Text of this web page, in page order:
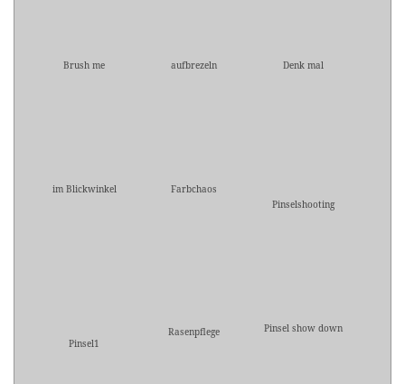
Brush me aufbrezeln Denk mal
im Blickwinkel
Farbchaos
Pinselshooting
Pinsel1
Rasenpflege Pinsel show down